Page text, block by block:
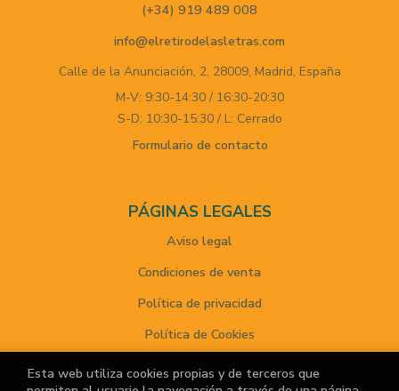
(+34) 919 489 008
info@elretirodelasletras.com
Calle de la Anunciación, 2, 28009, Madrid, España
M-V: 9:30-14:30 / 16:30-20:30
S-D: 10:30-15:30 / L: Cerrado
Formulario de contacto
PÁGINAS LEGALES
Aviso legal
Condiciones de venta
Política de privacidad
Política de Cookies
Esta web utiliza cookies propias y de terceros que